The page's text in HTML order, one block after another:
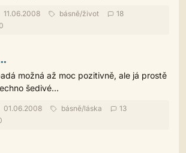
11.06.2008 básně/život
18
možná až moc pozitivně, ale já prostě
šedivé...
01.06.2008 básně/láska
13